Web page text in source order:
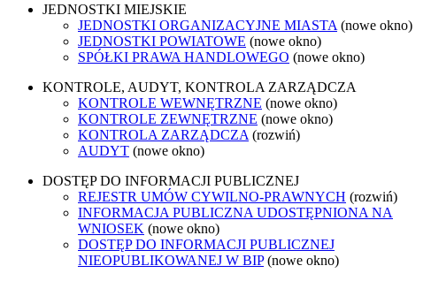
JEDNOSTKI MIEJSKIE
JEDNOSTKI ORGANIZACYJNE MIASTA (nowe okno)
JEDNOSTKI POWIATOWE (nowe okno)
SPÓŁKI PRAWA HANDLOWEGO (nowe okno)
KONTROLE, AUDYT, KONTROLA ZARZĄDCZA
KONTROLE WEWNĘTRZNE (nowe okno)
KONTROLE ZEWNĘTRZNE (nowe okno)
KONTROLA ZARZĄDCZA (rozwiń)
AUDYT (nowe okno)
DOSTĘP DO INFORMACJI PUBLICZNEJ
REJESTR UMÓW CYWILNO-PRAWNYCH (rozwiń)
INFORMACJA PUBLICZNA UDOSTĘPNIONA NA
WNIOSEK (nowe okno)
DOSTĘP DO INFORMACJI PUBLICZNEJ
NIEOPUBLIKOWANEJ W BIP (nowe okno)